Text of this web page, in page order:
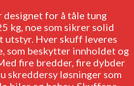
og hyller
designet for å tåle tung
kg, noe som sikrer solid
utstyr. Hver skuff leveres
som beskytter innholdet og
fire bredder, fire dybder
skreddersy løsninger som